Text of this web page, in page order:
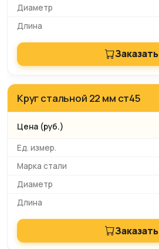
Заказать
Круг стальной 22 мм ст45
Заказать